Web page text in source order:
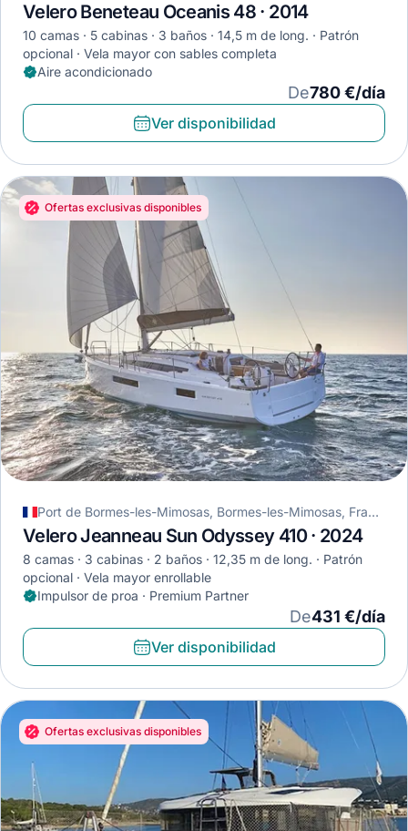
Velero Beneteau Oceanis 48 · 2014
10 camas 5 cabinas 3 baños 14,5 m de long.
Patrón
opcional
Vela mayor con sables completa
Aire acondicionado
De780 €/día
Ver disponibilidad
Ofertas exclusivas disponibles
Port de Bormes-les-Mimosas, Bormes-les-Mimosas, Francia
Velero Jeanneau Sun Odyssey 410 · 2024
8 camas 3 cabinas 2 baños 12,35 m de long.
Patrón
opcional
Vela mayor enrollable
Impulsor de proa · Premium Partner
De431 €/día
Ver disponibilidad
Ofertas exclusivas disponibles